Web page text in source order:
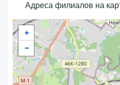
Адреса филиалов на
+
−